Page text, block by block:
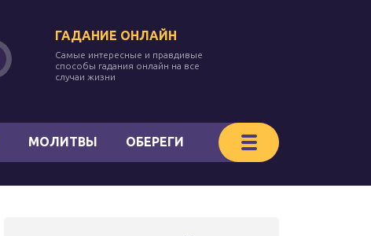
ГАДАНИЕ ОНЛАЙН
Самые интересные и правдивые
способы гадания онлайн на все
случаи жизни
МОЛИТВЫ ОБЕРЕГИ